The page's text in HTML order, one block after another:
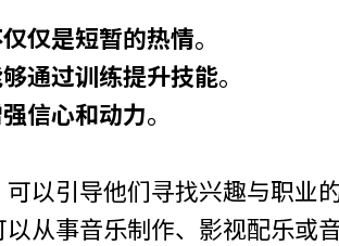
仅是短暂的热情。
通过训练提升技能。
信心和动力。
以引导他们寻找兴趣与职业
从事音乐制作、影视配乐或